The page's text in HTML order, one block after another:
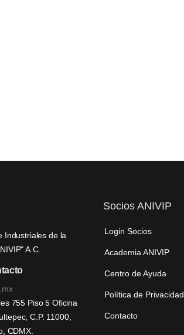
Industriales de la
A.C.
755 Piso 5 Oficina
C.P. 11000,
CDMX.
Socios ANIVIP
Login Socios
Academia ANIVIP
Centro de Ayuda
Política de Privacidad
Contacto